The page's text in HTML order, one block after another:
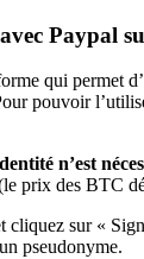
Paypal
qui permet
pouvoir
n’est
prix des BTC
cliquez sur «
pseudonyme.